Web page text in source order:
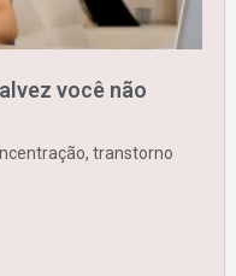
você não
transtorno